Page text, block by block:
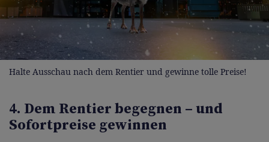
Halte Ausschau nach dem Rentier und gewinne tolle Preise!
4. Dem Rentier begegnen – und
Sofortpreise gewinnen